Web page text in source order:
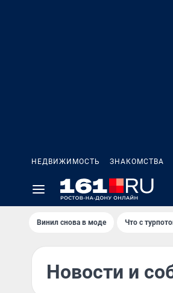
НЕДВИЖИМОСТЬ ЗНАКОМСТВА
Винил снова в моде Что с
Новости и